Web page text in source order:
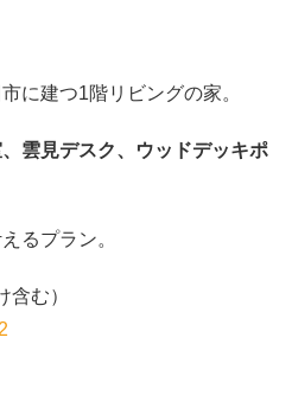
に建つ1階リビングの家。
雲見デスク、ウッドデッキポ
るプラン。
含む）